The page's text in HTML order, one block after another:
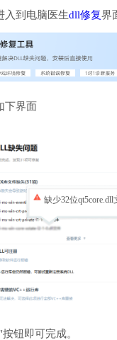
入到电脑医生dll修复界
下界面
缺少32位qt5core.dll
钮即可完成。